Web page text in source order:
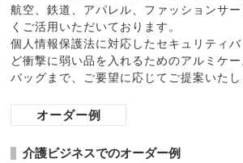
航空、鉄道、アパレル、ファッションサ
くご活用いただいております。
個人情報保護法に対応したセキュリティ
ど衝撃に弱い品を入れるためのアルミケ
バッグまで、ご要望に応じてご提案いたし
オーダー例
介護ビジネスでのオーダー例